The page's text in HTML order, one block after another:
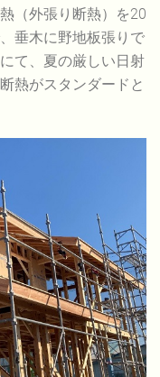
（外張り断熱）を20
垂木に野地板張りで
て、夏の厳しい日射
熱がスタンダードと